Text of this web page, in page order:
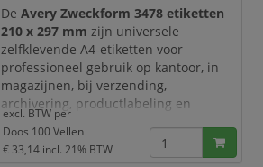
Dankzij het compacte formaat van
DeAvery Zweckform 3478 etiketten
210 x 297 mm zijn universele
zelfklevende A4-etiketten voor
professioneel gebruik op kantoor, in
magazijnen, bij verzending,
archivering, productlabeling en
presentaties. Met het volledige A4-
formaat zijn deze etiketten ideaal voor
grote labels, verzendetiketten,
excl. BTW per
Doos 100 Vellen
€ 33,14 incl. 21% BTW